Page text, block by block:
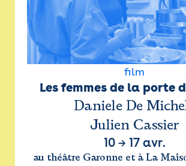
film
Les femmes de la porte
Daniele De
Julien Cassier
10→ 17 avr.
au théâtre Garonne et à La